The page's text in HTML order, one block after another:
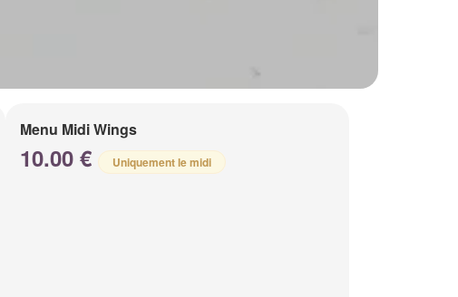
Menu Midi Wings
10.00 € Uniquement le midi